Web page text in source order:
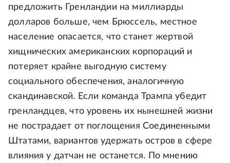
предложить Гренландии на миллиарды
долларов больше, чем Брюссель, местное
население опасается, что станет жертвой
хищнических американских корпораций и
потеряет крайне выгодную систему
социального обеспечения, аналогичную
скандинавской. Если команда Трампа убедит
гренландцев, что уровень их нынешней жизни
не пострадает от поглощения Соединенными
Штатами, вариантов удержать остров в сфере
влияния у датчан не останется. По мнению